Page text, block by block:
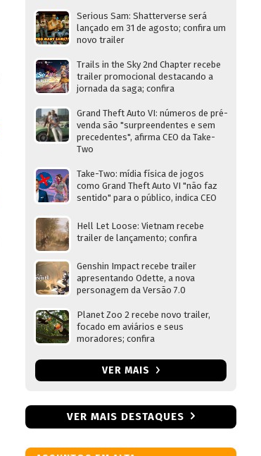
Serious Sam: Shatterverse será
lançado em 31 de agosto; confira um
novo trailer
Trails in the Sky 2nd Chapter recebe
trailer promocional destacando a
jornada da saga; confira
Grand Theft Auto VI: números de pré-
venda são "surpreendentes e sem
precedentes", afirma CEO da Take-
Two
Take-Two: mídia física de jogos
como Grand Theft Auto VI "não faz
sentido" para o público, indica CEO
Hell Let Loose: Vietnam recebe
trailer de lançamento; confira
Genshin Impact recebe trailer
apresentando Odette, a nova
personagem da Versão 7.0
Planet Zoo 2 recebe novo trailer,
focado em aviários e seus
moradores; confira
VER MAIS
VER MAIS DESTAQUES